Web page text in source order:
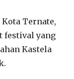
Ternate,
festival yang
Kastela